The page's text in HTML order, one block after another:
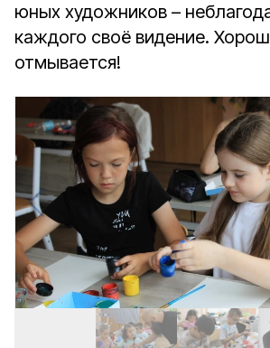
юных художников –
каждого своё видение.
отмывается!